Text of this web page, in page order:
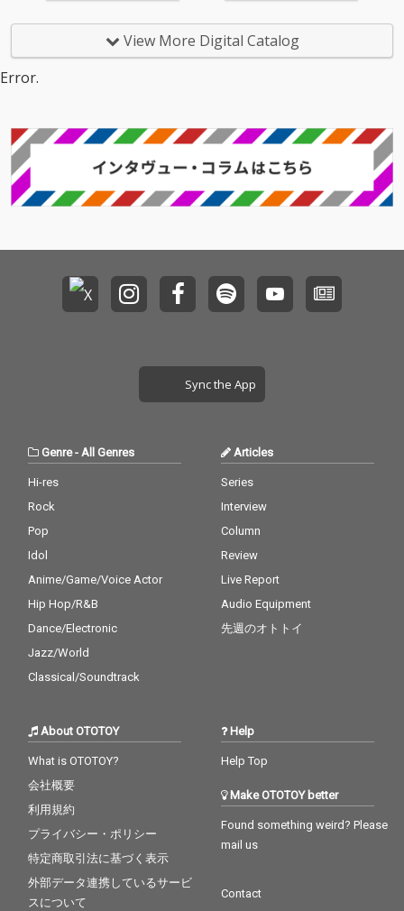
View More Digital Catalog
Error.
Sync the App
Genre- All Genres
Hi-res
Rock
Pop
Idol
Anime/Game/Voice Actor
Hip Hop/R&B
Dance/Electronic
Jazz/World
Classical/Soundtrack
Articles
Series
Interview
Column
Review
Live Report
Audio Equipment
先週のオトトイ
About OTOTOY
What is OTOTOY?
会社概要
利用規約
プライバシー・ポリシー
特定商取引法に基づく表示
外部データ連携しているサービ
スについて
Help
Help Top
Make OTOTOY better
Found something weird? Please
mail us
Contact